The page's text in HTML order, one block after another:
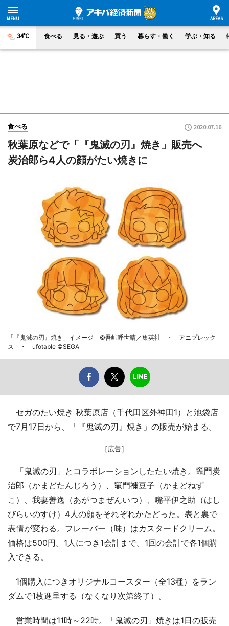
34°C 食べる 見る・遊ぶ 買う 暮らす・働く 学ぶ・知る
食べる 2020.07.16
秋葉原などで「『鬼滅の刃』焼き」販売へ
炭治郎ら4人の顔がたい焼きに
「『鬼滅の刃』焼き」イメージ ©吾峠呼世晴／集英社 ・ アニプレック
ス ・ ufotable ©SEGA
セガのたい焼き 秋葉原店（千代田区外神田1）と池袋店
で7月17日から、「『鬼滅の刃』焼き」の販売が始まる。
［広告］
「鬼滅の刃」とコラボレーションしたたい焼き。竈門炭
治郎（かまどたんじろう）、竈門禰豆子（かまどねず
こ）、我妻善逸（あがつまぜんいつ）、嘴平伊之助（はし
びらいのすけ）4人の顔をそれぞれかたどった。表と裏で
表情が変わる。フレーバー（味）はカスタードクリーム。
価格は500円。1人につき1会計まで。1回の会計で各1個購
入できる。
1個購入につきオリジナルコースター（全13種）をラン
ダムで1枚進呈する（なくなり次第終了）。
営業時間は11時～22時。「鬼滅の刃」焼きは1日の販売